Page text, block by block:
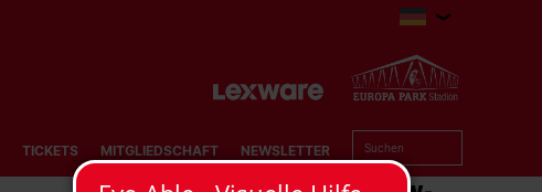
TICKETS MITGLIEDSCHAFT NEWSLETTER